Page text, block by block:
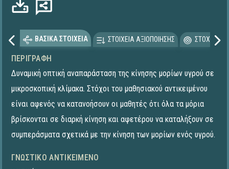
ΒΑΣΙΚΑ ΣΤΟΙΧΕΙΑ ΣΤΟΙΧΕΙΑ ΑΞΙΟΠΟΙΗΣΗΣ
ΠΕΡΙΓΡΑΦΉ
Δυναμική οπτική αναπαράσταση της κίνησης μορίων υγρού σε
μικροσκοπική κλίμακα. Στόχοι του μαθησιακού αντικειμένου
είναι αφενός να κατανοήσουν οι μαθητές ότι όλα τα μόρια
βρίσκονται σε διαρκή κίνηση και αφετέρου να καταλήξουν σε
συμπεράσματα σχετικά με την κίνηση των μορίων ενός υγρού.
ΓΝΩΣΤΙΚΌ ΑΝΤΙΚΕΊΜΕΝΟ